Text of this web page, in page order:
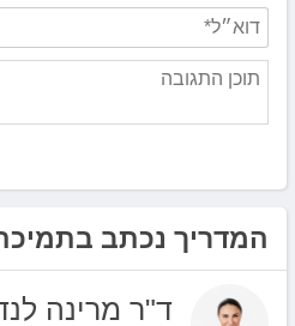
המדריך נכתב
ד"ר מרינה